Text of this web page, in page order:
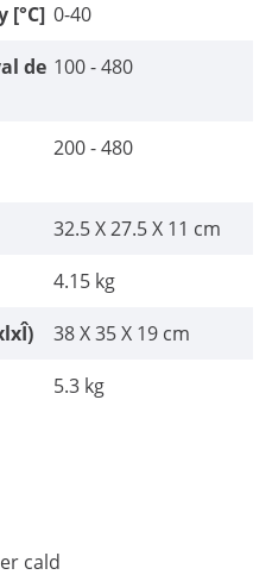
[°C] 0-40
de 100 - 480
200 - 480
32.5 X 27.5 X 11 cm
4.15 kg
38 X 35 X 19 cm
5.3 kg
cald